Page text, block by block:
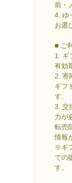
前・
4. ゆ
お選
■ ご
1. ギ
有効
2. 寄
ギフ
す。
3. 交
力が
転売
情報
※ギ
での
す。